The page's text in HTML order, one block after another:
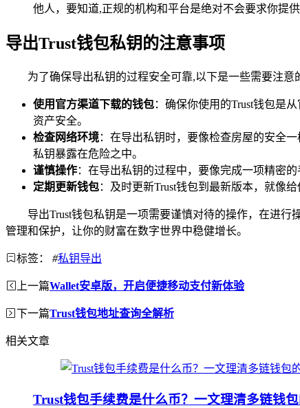
他人，要知道,正规的机构和平台是绝对不会要求你提供
导出Trust钱包私钥的注意事项
为了确保导出私钥的过程安全可靠,以下是一些需要注意
使用官方渠道下载的钱包：确保你使用的Trust钱包是
资产安全。
检查网络环境：在导出私钥时，要像检查房屋的安全
私钥暴露在危险之中。
谨慎操作：在导出私钥的过程中，要像完成一项精密
定期更新钱包：及时更新Trust钱包到最新版本，就像
导出Trust钱包私钥是一项需要谨慎对待的操作，在进
管理和保护，让你的财富在数字世界中稳健增长。
标签： #私钥导出
上一篇Wallet安卓版，开启便捷移动支付新体验
下一篇Trust钱包地址查询全解析
相关文章
Trust钱包手续费是什么币？一文理清多链钱